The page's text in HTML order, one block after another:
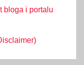
bloga i portalu